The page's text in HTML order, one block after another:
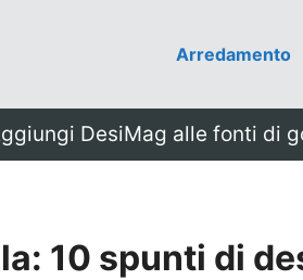
Arredamento
DesiMag alle fonti di
10 spunti di